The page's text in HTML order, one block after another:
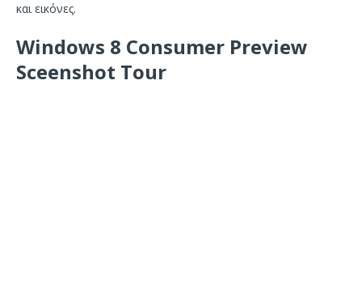
και εικόνες.
Windows 8 Consumer Preview
Sceenshot Tour